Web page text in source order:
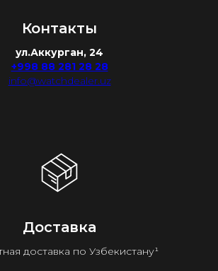
Контакты
ул.Аккурган, 24
+998 88 281 28 28
info@watchdealer.uz
Доставка
доставка по Узбекистану¹